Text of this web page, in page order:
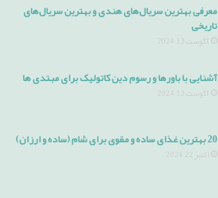
معرفی بهترین سریال‌های هندی و بهترین سریال‌های
تاریخی
آگوست 13, 2024
آشنایی با باورها و رسوم دین کاتولیک برای مبتدی ها
آگوست 13, 2024
20 بهترین غذای ساده و مقوی برای شام (ساده و ارزان)
اکتبر 22, 2024